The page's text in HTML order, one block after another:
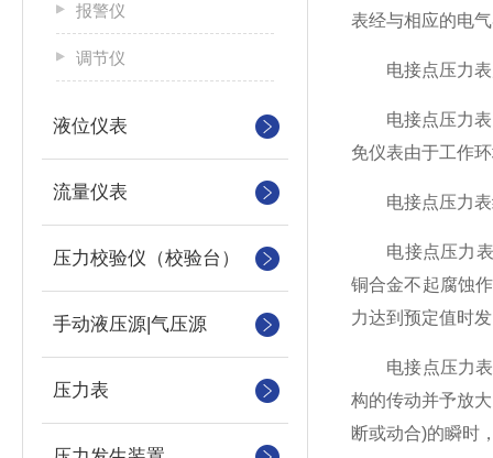
报警仪
调节仪
液位仪表
流量仪表
压力校验仪（校验台）
手动液压源|气压源
压力表
表经与相应的电
电接点压力表
电接点压力表的
免仪表由于工作
电接点压力表
电接点压力表
铜合金不起腐蚀
力达到预定值时
电接点压力表
构的传动并予放
断或动合)的瞬时